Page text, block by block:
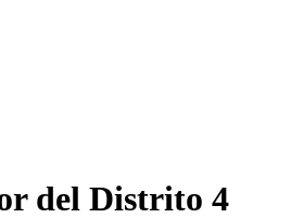
del Distrito 4